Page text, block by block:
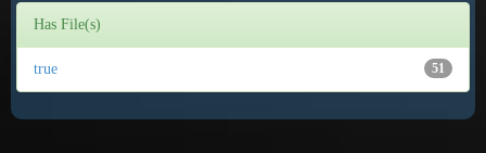
Has File(s)
51
true